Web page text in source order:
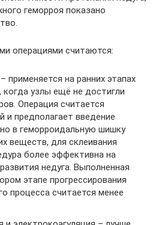
геморроя показано
операциями считаются:
применяется на ранних этапах
когда узлы ещё не достигли
Операция считается
и предполагает введение
в геморроидальную шишку
веществ, для склеивания
более эффективна на
недуга. Выполненная
этапе прогрессирования
процесса считается менее